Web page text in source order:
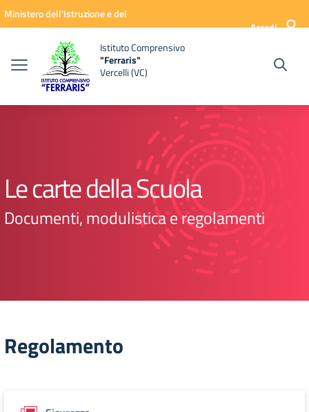
Vai ai contenuti
Vai al menu di navigazione
Vai al footer
Ministero dell'Istruzione e del
Accedi
Istituto Comprensivo
"Ferraris"
Vercelli (VC)
Le carte della Scuola
Documenti, modulistica e regolamenti
Regolamento